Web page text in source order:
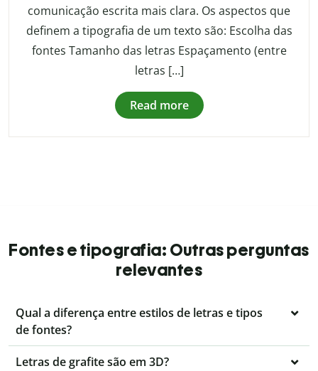
comunicação escrita mais clara. Os aspectos que
definem a tipografia de um texto são: Escolha das
fontes Tamanho das letras Espaçamento (entre
letras […]
Read more
Fontes e tipografia: Outras perguntas
relevantes
Qual a diferença entre estilos de letras e tipos
de fontes?
Letras de grafite são em 3D?